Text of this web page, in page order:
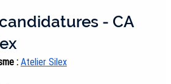
- CA
: Atelier Silex